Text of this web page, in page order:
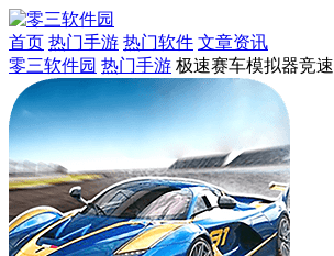
首页 热门手游 热门软件 文章资讯
零三软件园 热门手游 极速赛车模拟器竞速